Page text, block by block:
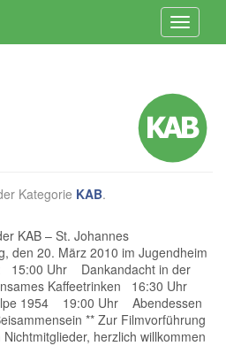
Kategorie KAB.
KAB – St. Johannes
den 20. März 2010 im Jugendheim
15:00 Uhr Dankandacht in der
Kaffeetrinken 16:30 Uhr
1954 19:00 Uhr Abendessen
** Zur Filmvorführung
herzlich willkommen